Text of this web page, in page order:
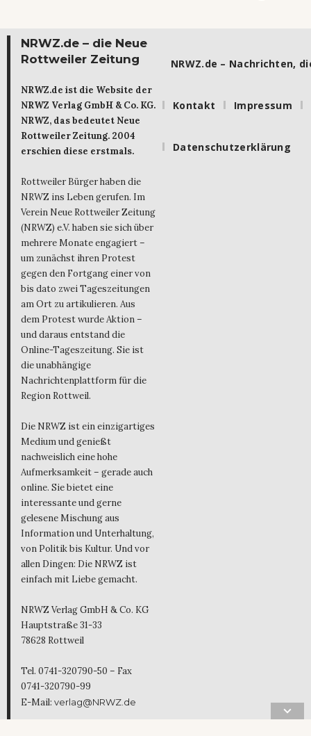
NRWZ.de – die Neue
Rottweiler Zeitung
NRWZ.de ist die Website der
NRWZ Verlag GmbH & Co. KG.
NRWZ, das bedeutet Neue
Rottweiler Zeitung. 2004
erschien diese erstmals.
Rottweiler Bürger haben die
NRWZ ins Leben gerufen. Im
Verein Neue Rottweiler Zeitung
(NRWZ) e.V. haben sie sich über
mehrere Monate engagiert –
um zunächst ihren Protest
gegen den Fortgang einer von
bis dato zwei Tageszeitungen
am Ort zu artikulieren. Aus
dem Protest wurde Aktion –
und daraus entstand die
Online-Tageszeitung. Sie ist
die unabhängige
Nachrichtenplattform für die
Region Rottweil.
Die NRWZ ist ein einzigartiges
Medium und genießt
nachweislich eine hohe
Aufmerksamkeit – gerade auch
online. Sie bietet eine
interessante und gerne
gelesene Mischung aus
Information und Unterhaltung,
von Politik bis Kultur. Und vor
allen Dingen: Die NRWZ ist
einfach mit Liebe gemacht.
NRWZ Verlag GmbH & Co. KG
Hauptstraße 31-33
78628 Rottweil
Tel. 0741-320790-50 – Fax
0741-320790-99
E-Mail: verlag@NRWZ.de
NRWZ.de – Nachrichten,
Kontakt Impressum
Datenschutzerklärung